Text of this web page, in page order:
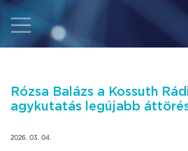
Rózsa Balázs a Kossuth
agykutatás legújabb
2026. 03. 04.